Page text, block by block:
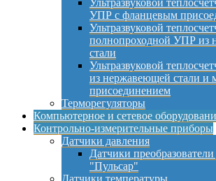
УПР с фланцевым
Ультразвуковой
полнопроходной УПР из
стали
Ультразвуковой
из нержавеющей стали и
присоединением
Терморегуляторы
Компьютерное и сетевое
Контрольно-измерительные приборы
Датчики давления
Датчики
"Пульсар"
Датчики температуры